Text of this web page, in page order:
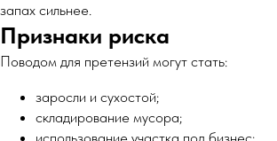
запах сильнее.
Признаки риска
Поводом для претензий могут стать:
заросли и сухостой;
складирование мусора;